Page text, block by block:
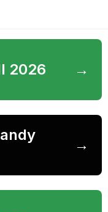
2026 →
→